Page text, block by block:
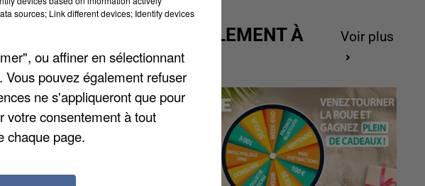
par quatre
Plus
40 Maisons du
en itinérance.
ACTUELLEMENT À
GAGNER
Voir plus
sources; Link different devices; Identify devices
ou affiner en sélectionnant
pouvez également refuser
ne s'appliqueront que pour
votre consentement à tout
chaque page.